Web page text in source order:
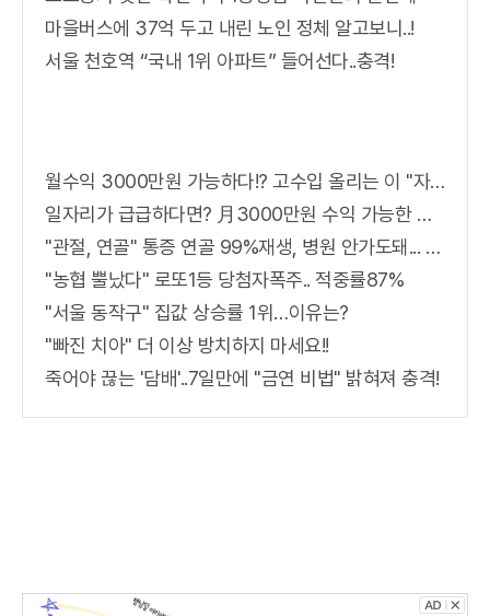
마을버스에 37억 두고 내린 노인 정체 알고보니..!
서울 천호역 “국내 1위 아파트” 들어선다..충격!
월수익 3000만원 가능하다!? 고수입 올리는 이 "자격증"에 몰리는 이유 알고보니…
일자리가 급급하다면? 月3000만원 수익 가능한 이 "자격증" 주목받고 있어..
"관절, 연골" 통증 연골 99%재생, 병원 안가도돼... "충격"
"농협 뿔났다" 로또1등 당첨자폭주.. 적중률87%
"서울 동작구" 집값 상승률 1위…이유는?
"빠진 치아" 더 이상 방치하지 마세요!!
죽어야 끊는 '담배'..7일만에 "금연 비법" 밝혀져 충격!